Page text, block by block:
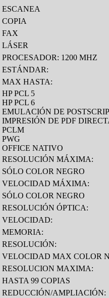
ESCANEA
COPIA
FAX
LÁSER
PROCESADOR: 1200 MHZ
ESTÁNDAR:
MAX HASTA:
HP PCL 5
HP PCL 6
EMULACIÓN DE
IMPRESIÓN DE PDF
PCLM
PWG
OFFICE NATIVO
RESOLUCIÓN MÁXIMA:
SÓLO COLOR NEGRO
VELOCIDAD MÁXIMA:
SÓLO COLOR NEGRO
RESOLUCIÓN ÓPTICA:
VELOCIDAD:
MEMORIA:
RESOLUCIÓN:
VELOCIDAD MAX COLOR
RESOLUCION MAXIMA:
HASTA 99 COPIAS
REDUCCIÓN/AMPLIACIÓN: